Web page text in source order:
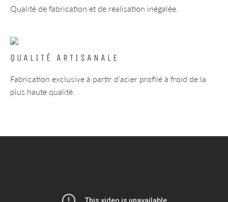
Qualité de fabrication et de réalisation inégalée.
QUALITÉ ARTISANALE
Fabrication exclusive à partir d’acier profilé à froid de la
plus haute qualité.